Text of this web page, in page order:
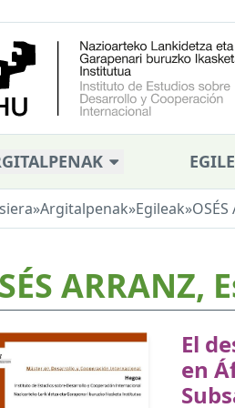
»Argitalpenak»Egileak»
ARRANZ,
El
en